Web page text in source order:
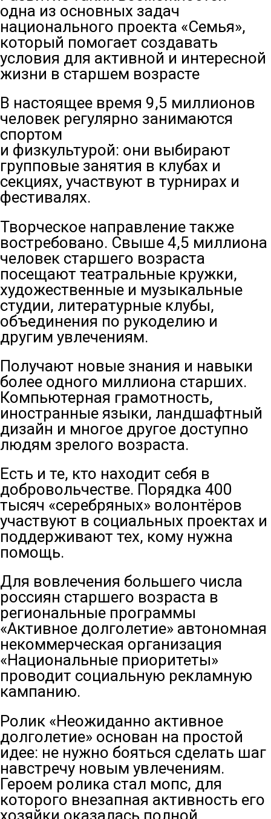
одна из основных задач
национального проекта «Семья»,
который помогает создавать
условия для активной и интересной
жизни в старшем возрасте
В настоящее время 9,5 миллионов
человек регулярно занимаются
спортом
и физкультурой: они выбирают
групповые занятия в клубах и
секциях, участвуют в турнирах и
фестивалях.
Творческое направление также
востребовано. Свыше 4,5 миллиона
человек старшего возраста
посещают театральные кружки,
художественные и музыкальные
студии, литературные клубы,
объединения по рукоделию и
другим увлечениям.
Получают новые знания и навыки
более одного миллиона старших.
Компьютерная грамотность,
иностранные языки, ландшафтный
дизайн и многое другое доступно
людям зрелого возраста.
Есть и те, кто находит себя в
добровольчестве. Порядка 400
тысяч «серебряных» волонтёров
участвуют в социальных проектах и
поддерживают тех, кому нужна
помощь.
Для вовлечения большего числа
россиян старшего возраста в
региональные программы
«Активное долголетие» автономная
некоммерческая организация
«Национальные приоритеты»
проводит социальную рекламную
кампанию.
Ролик «Неожиданно активное
долголетие» основан на простой
идее: не нужно бояться сделать шаг
навстречу новым увлечениям.
Героем ролика стал мопс, для
которого внезапная активность его
хозяйки оказалась полной